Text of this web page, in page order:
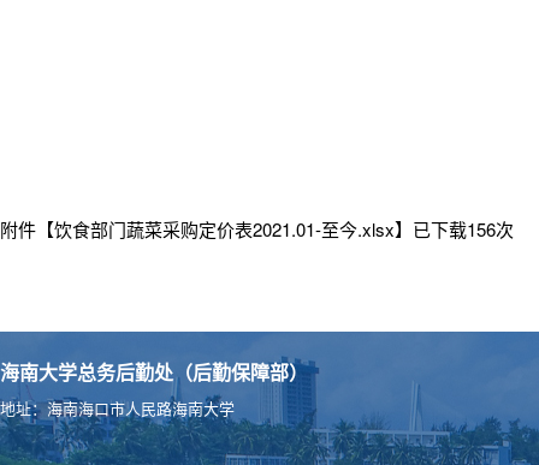
附件【饮食部门蔬菜采购定价表2021.01-至今.xlsx】已下载156次
海南大学总务后勤处（后勤保障部）
地址：海南海口市人民路海南大学